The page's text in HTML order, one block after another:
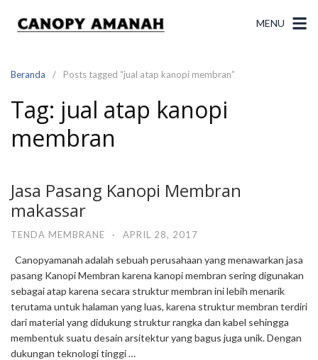
MENU
Beranda Posts tagged “jual atap kanopi membran”
Tag: jual atap kanopi
membran
Jasa Pasang Kanopi Membran
makassar
TENDA MEMBRANE · APRIL 28, 2017
Canopyamanah adalah sebuah perusahaan yang menawarkan jasa
pasang Kanopi Membran karena kanopi membran sering digunakan
sebagai atap karena secara struktur membran ini lebih menarik
terutama untuk halaman yang luas, karena struktur membran terdiri
dari material yang didukung struktur rangka dan kabel sehingga
membentuk suatu desain arsitektur yang bagus juga unik. Dengan
dukungan teknologi tinggi …